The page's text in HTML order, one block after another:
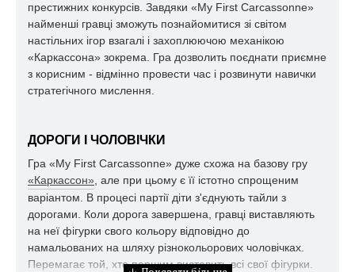
престижних конкурсів. Завдяки «My First Carcassonne»
найменші гравці зможуть познайомитися зі світом
настільних ігор взагалі і захоплюючою механікою
«Каркассона» зокрема. Гра дозволить поєднати приємне
з корисним - відмінно провести час і розвинути навички
стратегічного мислення.
ДОРОГИ І ЧОЛОВІЧКИ
Гра «My First Carcassonne» дуже схожа на базову гру
«Каркассон», але при цьому є її істотно спрощеним
варіантом. В процесі партії діти з'єднують тайли з
дорогами. Коли дорога завершена, гравці виставляють
на неї фігурки свого кольору відповідно до
намальованих на шляху різнокольорових чоловічках.
Перемагає той, хто першим виставить всі свої фігурки.